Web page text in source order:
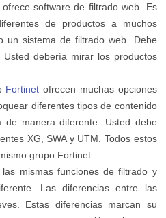
software de filtrado web. Es
de productos a muchos
un sistema de filtrado web. Debe
debería mirar los productos
Fortinet ofrecen muchas opciones
diferentes tipos de contenido
de manera diferente. Usted debe
XG, SWA y UTM. Todos estos
grupo Fortinet.
mismas funciones de filtrado y
Las diferencias entre las
Estas diferencias marcan su